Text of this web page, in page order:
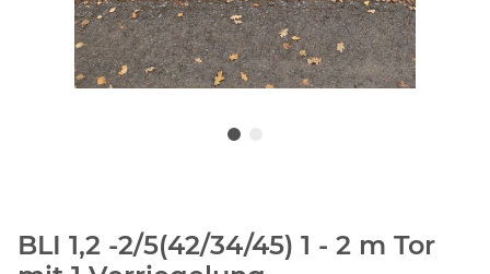
BLI 1,2 -2/5(42/34/45) 1 - 2 m Tor